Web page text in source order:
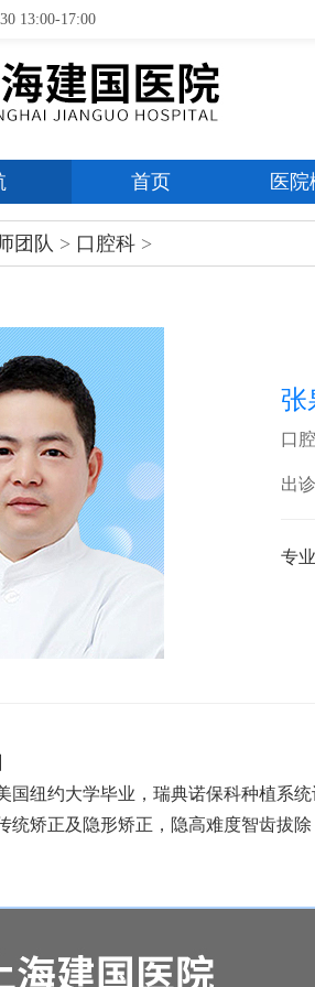
13:00-17:00
首页 医
团队 > 口腔科 >
张
口
出
专
国纽约大学毕业，瑞典诺保科种植系
统矫正及隐形矫正，隐高难度智齿拔